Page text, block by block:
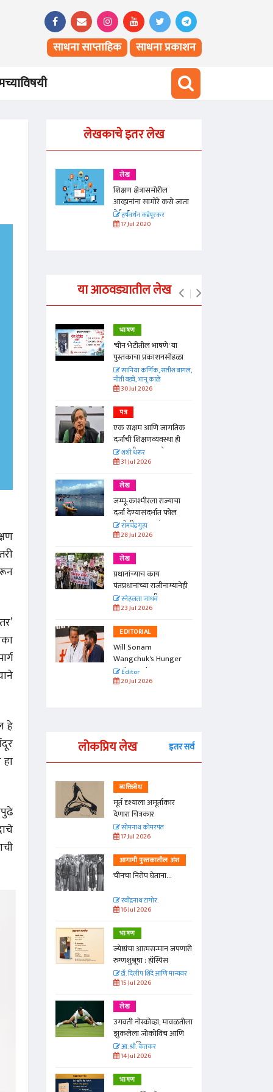
साधना साप्ताहिक साधना प्रकाशन
हे
लेखकाचे इतर लेख
लेख
शिक्षण क्षेत्रासमोरील
आव्हानांना सामोरे कसे जाता
येईल?हर्षवर्धन कडेपूरकर
17 Jul 2020
या आठवड्यातील लेख
भाषण
'चीन भेटीतील भाषणे' या
पुस्तकाचा प्रकाशनसोहळा
सानिया कर्णिक, सतीश बागल,
नीती बडवे, भानू काळे
30 Jul 2026
पत्र
एक सक्षम आणि जागतिक
दर्जाची शिक्षणव्यवस्था ही
काळाची गरज आहे
शशी थरूर
31 Jul 2026
लेख
जम्मू-काश्मीरला राज्याचा
दर्जा देण्यासंदर्भात फोल
ठरलेली आश्वासनं
रामचंद्र गुहा
28 Jul 2026
लेख
प्रधानांच्याच काय
पंतप्रधानांच्या राजीनाम्यानेही
प्रश्न सुटणार नाही, पण...
स्नेहलता जाधव
23 Jul 2026
EDITORIAL
Will Sonam
Wangchuk's Hunger
Strike Make a
Difference?
Editor
20 Jul 2026
लोकप्रिय लेख इतर सर्व
व्यक्तिवेध
मूर्त दृश्याला अमूर्ताकार
देणारा चित्रकार
सोमनाथ कोमरपंत
17 Jul 2026
आगामी पुस्तकातील अंश
चीनचा निरोप घेताना...
रवींद्रनाथ टागोर.
16 Jul 2026
भाषण
ज्येष्ठांचा आत्मसन्मान जपणारी
रुग्णशुश्रूषा : हॉस्पिस
डॉ. दिलीप शिंदे आणि मान्यवर
15 Jul 2026
लेख
उगवती नोस्कोव्हा, मावळतीला
झुकलेला जोकोविच आणि
दरम्यान विम्बल्डन
आ. श्री. केतकर
14 Jul 2026
भाषण